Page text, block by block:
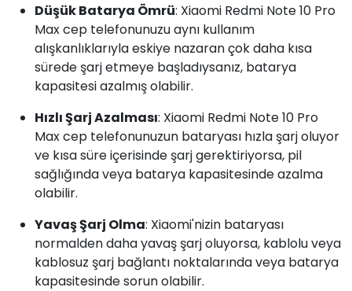
Düşük Batarya Ömrü: Xiaomi Redmi Note 10 Pro
Max cep telefonunuzu aynı kullanım
alışkanlıklarıyla eskiye nazaran çok daha kısa
sürede şarj etmeye başladıysanız, batarya
kapasitesi azalmış olabilir.
Hızlı Şarj Azalması: Xiaomi Redmi Note 10 Pro
Max cep telefonunuzun bataryası hızla şarj oluyor
ve kısa süre içerisinde şarj gerektiriyorsa, pil
sağlığında veya batarya kapasitesinde azalma
olabilir.
Yavaş Şarj Olma: Xiaomi'nizin bataryası
normalden daha yavaş şarj oluyorsa, kablolu veya
kablosuz şarj bağlantı noktalarında veya batarya
kapasitesinde sorun olabilir.